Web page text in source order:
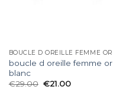
boucle d oreille femme or
blanc
€29.00 €21.00